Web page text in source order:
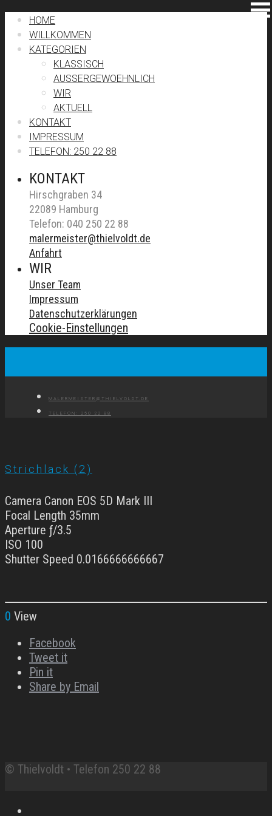
HOME
WILLKOMMEN
KATEGORIEN
KLASSISCH
AUSSERGEWOEHNLICH
WIR
AKTUELL
KONTAKT
IMPRESSUM
TELEFON: 250 22 88
KONTAKT
Hirschgraben 34
22089 Hamburg
Telefon: 040 250 22 88
malermeister@thielvoldt.de
Anfahrt
WIR
Unser Team
Impressum
Datenschutzerklärungen
Cookie-Einstellungen
MALERMEISTER@THIELVOLDT.DE
TELEFON: 250 22 88
Strichlack (2)
Camera Canon EOS 5D Mark III
Focal Length 35mm
Aperture ƒ/3.5
ISO 100
Shutter Speed 0.0166666666667
0 View
Facebook
Tweet it
Pin it
Share by Email
© Thielvoldt • Telefon 250 22 88